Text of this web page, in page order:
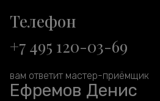
Телефон
+7 495 120-03-69
вам ответит мастер-приёмщик
Ефремов Денис